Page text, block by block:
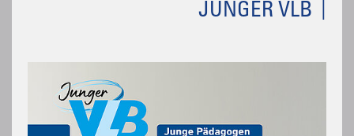
JUNGER VLB